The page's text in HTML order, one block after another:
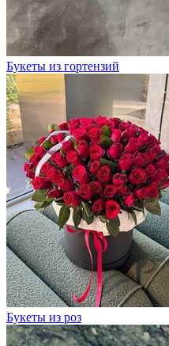
Букеты из гортензий
Букеты из роз